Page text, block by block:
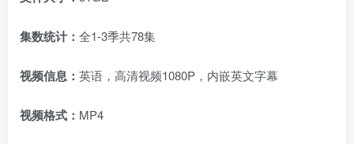
集数统计： 全1-3季共78集
视频信息： 英语，高清视频1080P，内嵌英文字幕
视频格式： MP4